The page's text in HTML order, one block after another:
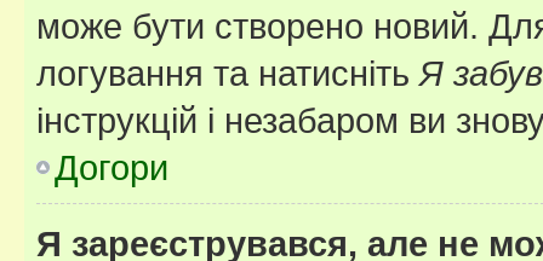
може бути створено новий.
логування та натисніть Я
інструкцій і незабаром ви
Догори
Я зареєструвався, але не